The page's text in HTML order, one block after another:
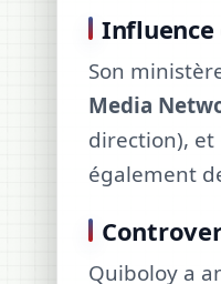
Influence
Son
Media
direction), et
également
Quiboloy a